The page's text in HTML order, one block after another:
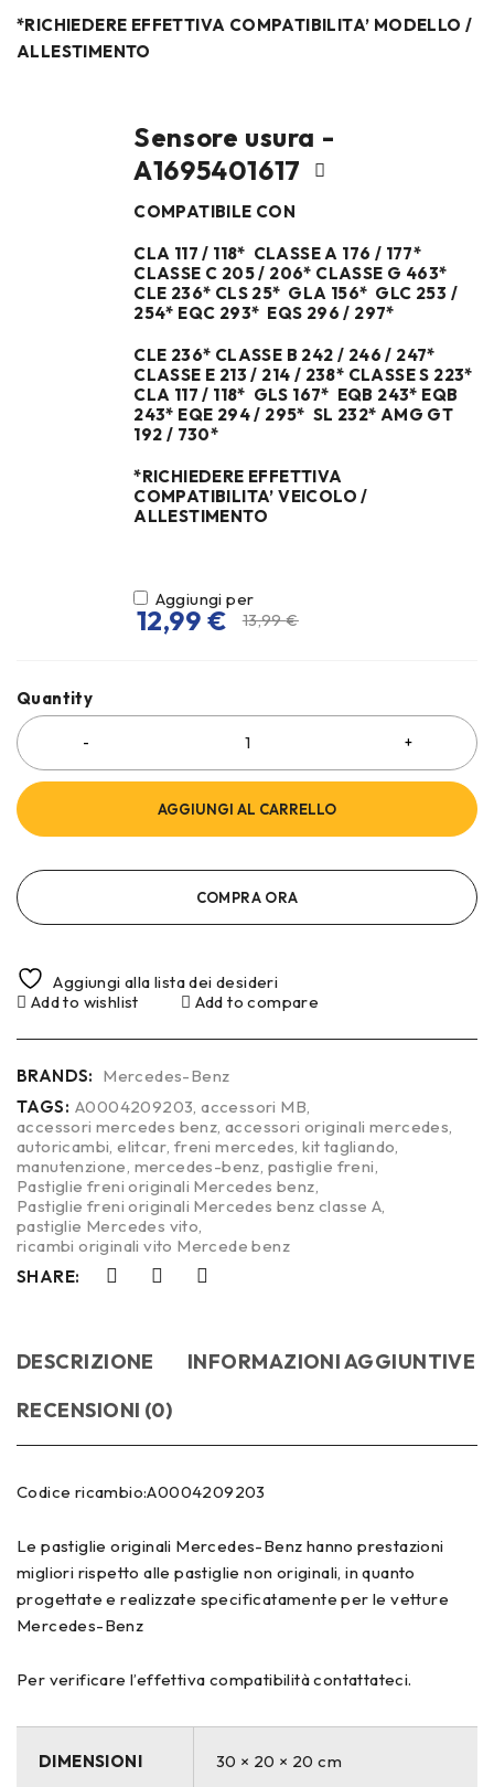
*RICHIEDERE EFFETTIVA COMPATIBILITA’ MODELLO /
ALLESTIMENTO
Sensore usura -
A1695401617
COMPATIBILE CON
CLA 117 / 118* CLASSE A 176 / 177*
CLASSE C 205 / 206* CLASSE G 463*
CLE 236* CLS 25* GLA 156* GLC 253 /
254* EQC 293* EQS 296 / 297*
CLE 236* CLASSE B 242 / 246 / 247*
CLASSE E 213 / 214 / 238* CLASSE S 223*
CLA 117 / 118* GLS 167* EQB 243* EQB
243* EQE 294 / 295* SL 232* AMG GT
192 / 730*
*RICHIEDERE EFFETTIVA
COMPATIBILITA’ VEICOLO /
ALLESTIMENTO
Aggiungi per
13,99€
12,99€
Quantity
AGGIUNGI AL CARRELLO
COMPRA ORA
Aggiungi alla lista dei desideri
Add to wishlist
Add to compare
BRANDS: Mercedes-Benz
TAGS: A0004209203 ,accessori MB
accessori mercedes benz ,accessori originali mercedes
autoricambi ,elitcar freni mercedes ,kit tagliando
manutenzione mercedes-benz pastiglie freni
Pastiglie freni originali Mercedes benz
Pastiglie freni originali Mercedes benz classe A
pastiglie Mercedes vito
ricambi originali vito Mercede benz
SHARE:
DESCRIZIONE
INFORMAZIONI AGGIUNTIVE
RECENSIONI (0)
Codice ricambio:A0004209203
Le pastiglie originali Mercedes-Benz hanno prestazioni
migliori rispetto alle pastiglie non originali, in quanto
progettate e realizzate specificatamente per le vetture
Mercedes-Benz
Per verificare l’effettiva compatibilità contattateci.
DIMENSIONI 30 × 20 × 20 cm